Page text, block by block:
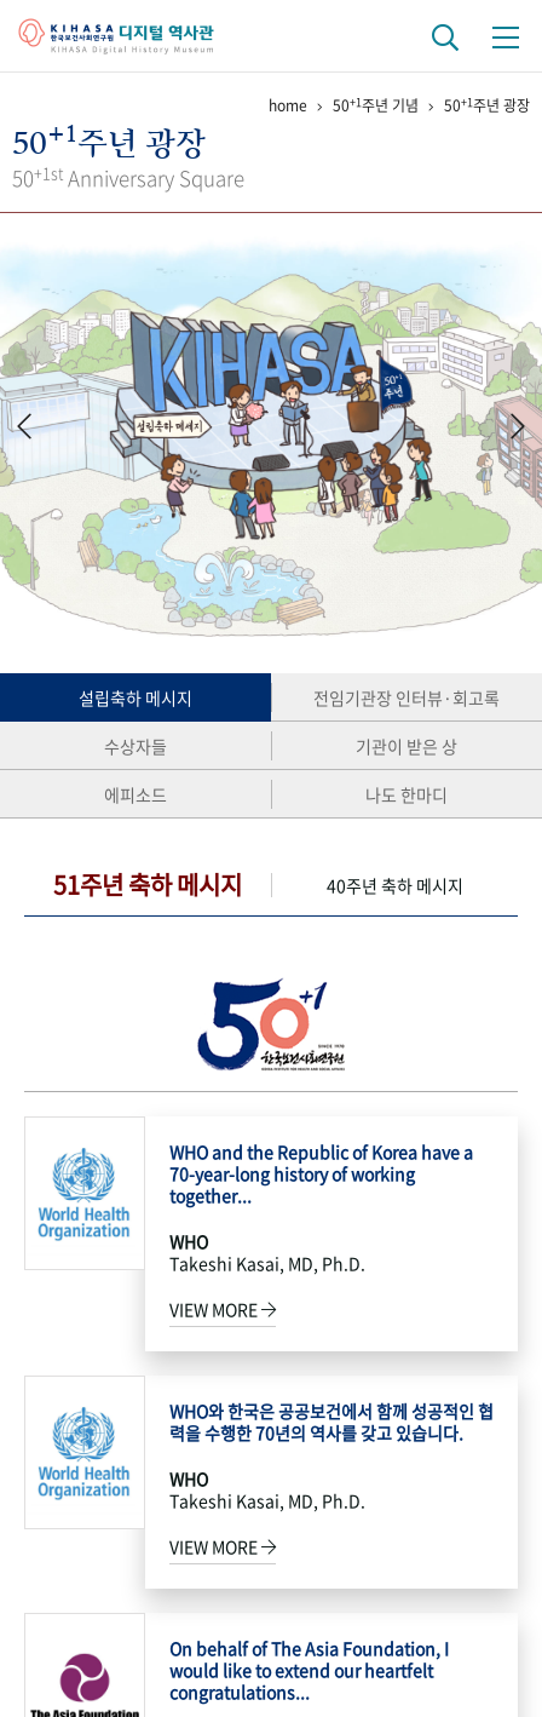
걸어온 길 기관 변천사
키워드로 보는 연구 역사
연구자들
간행물 변천사
기록물 아카이브
사진 아카이브 문서 기록물 행정박물 영상 기록물
50+1 주년 기념
성과 50선 숫자로 보는 50년 50
주년 광장
세계와 함께 한 KIHASA
VR 역사관
home 50+1주년 기념 50+1주년 광장
50+1주년 광장
50+1st Anniversary Square
설립축하 메시지
전임기관장 인터뷰·회고록
수상자들
기관이 받은 상
에피소드
나도 한마디
51주년 축하 메시지 40주년 축하 메시지
WHO and the Republic of Korea have a
70-year-long history of working
together...
WHO
Takeshi Kasai, MD, Ph.D.
VIEW MORE
WHO와 한국은 공공보건에서 함께 성공적인 협
력을 수행한 70년의 역사를 갖고 있습니다.
WHO
Takeshi Kasai, MD, Ph.D.
VIEW MORE
On behalf of The Asia Foundation, I
would like to extend our heartfelt
congratulations...